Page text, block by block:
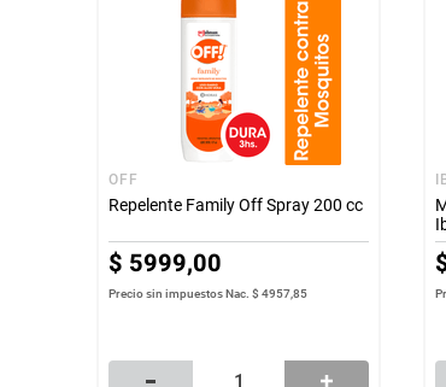
OFF
Repelente Family Off Spray 200 cc
$ 5999,00
Precio sin impuestos Nac.$ 4957,85